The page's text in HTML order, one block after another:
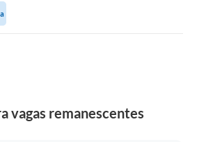
vagas remanescentes